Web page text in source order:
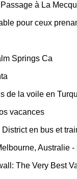
à La
pour ceux
Springs Ca
de la voile en
vacances
en bus et
Australie -
The Very Best